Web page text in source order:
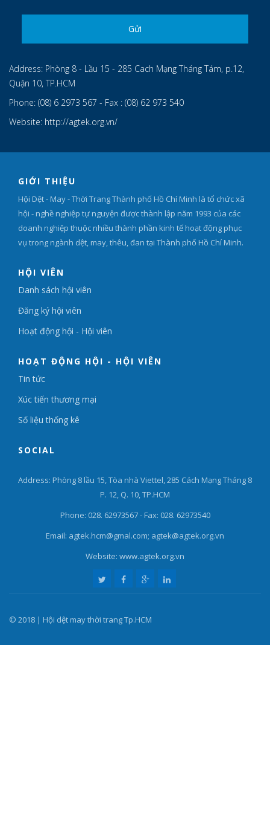
Address: Phòng 8 - Lầu 15 - 285 Cach Mạng Tháng Tám, p.12,
Quận 10, TP.HCM
Phone: (08) 6 2973 567 - Fax : (08) 62 973 540
Website: http://agtek.org.vn/
GIỚI THIỆU
Hội Dệt - May - Thời Trang Thành phố Hồ Chí Minh là tổ chức xã
hội - nghề nghiệp tự nguyện được thành lập năm 1993 của các
doanh nghiệp thuộc nhiều thành phần kinh tế hoạt động phục
vụ trong ngành dệt, may, thêu, đan tại Thành phố Hồ Chí Minh.
HỘI VIÊN
Danh sách hội viên
Đăng ký hội viên
Hoạt động hội - Hội viên
HOẠT ĐỘNG HỘI - HỘI VIÊN
Tin tức
Xúc tiến thương mại
Số liệu thống kê
SOCIAL
Address: Phòng 8 lầu 15, Tòa nhà Viettel, 285 Cách Mạng Tháng 8
P. 12, Q. 10, TP.HCM
Phone: 028. 62973567 - Fax: 028. 62973540
Email: agtek.hcm@gmal.com; agtek@agtek.org.vn
Website: www.agtek.org.vn
© 2018 | Hội dệt may thời trang Tp.HCM